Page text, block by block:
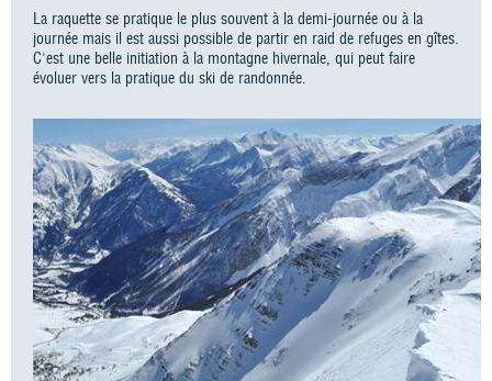
La raquette se pratique le plus souvent à la demi-journée ou à la
journée mais il est aussi possible de partir en raid de refuges en gîtes.
C'est une belle initiation à la montagne hivernale, qui peut faire
évoluer vers la pratique du ski de randonnée.